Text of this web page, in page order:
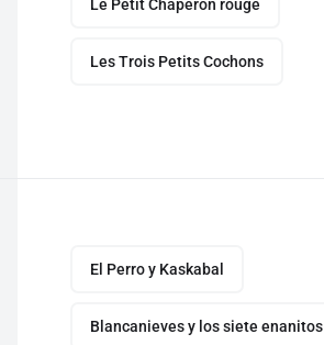
Le Petit Chaperon rouge
Les Trois Petits Cochons
El Perro y Kaskabal
Blancanieves y los siete enanitos